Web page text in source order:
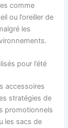
comme
ou l’oreiller de
les
pour l’été
accessoires
stratégies de
promotionnels
les sacs de